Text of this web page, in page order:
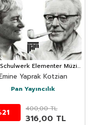
Elementer Müzik
Hareket Pedagojisinin
Temelleri
Yaprak Kotzian
Pan Yayıncılık
21 400,00TL
316,00 TL